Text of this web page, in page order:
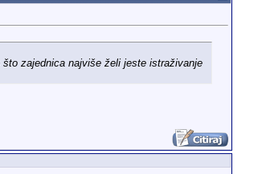
zajednica najviše želi jeste istraživanje